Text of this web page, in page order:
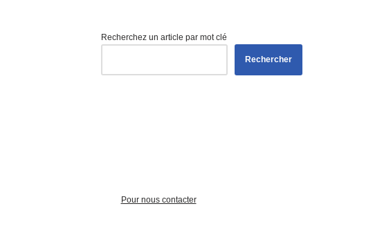
Recherchez un article par mot clé
Rechercher
Pour nous contacter